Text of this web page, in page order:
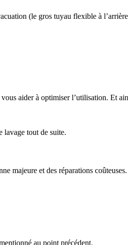
(le gros tuyau flexible à
aider à optimiser l’utilisation. Et
lavage tout de suite.
majeure et des réparations
au point précédent.